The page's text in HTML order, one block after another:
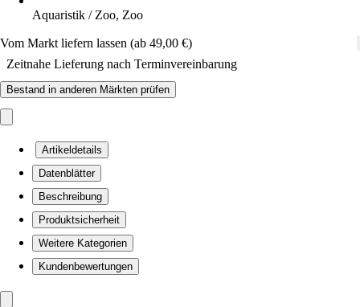
Aquaristik / Zoo, Zoo
Vom Markt liefern lassen (ab 49,00 €)
Zeitnahe Lieferung nach Terminvereinbarung
Bestand in anderen Märkten prüfen
Artikeldetails
Datenblätter
Beschreibung
Produktsicherheit
Weitere Kategorien
Kundenbewertungen